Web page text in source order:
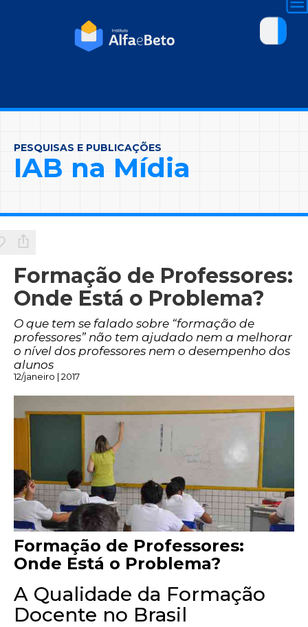
PESQUISAS E PUBLICAÇÕES
IAB na Mídia
Formação de Professores:
Onde Está o Problema?
O que tem se falado sobre “formação de
professores” não tem ajudado nem a melhorar
o nível dos professores nem o desempenho dos
alunos
12/janeiro | 2017
Formação de Professores:
Onde Está o Problema?
A Qualidade da Formação
Docente no Brasil